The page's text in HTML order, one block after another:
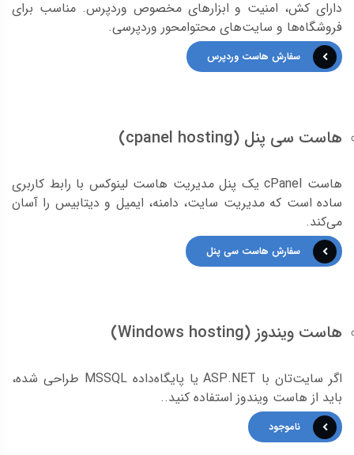
دارای کش، امنیت و ابزارهای مخصوص وردپرس. مناسب برای
فروشگاه‌ها و سایت‌های محتوامحور وردپرسی.
سفارش هاست وردپرس
هاست سی پنل (cpanel hosting)
هاست cPanel یک پنل مدیریت هاست لینوکس با رابط کاربری
ساده است که مدیریت سایت، دامنه، ایمیل و دیتابیس را آسان
می‌کند.
سفارش هاست سی پنل
هاست ویندوز (Windows hosting)
اگر سایت‌تان با ASP.NET یا پایگاه‌داده MSSQL طراحی شده،
باید از هاست ویندوز استفاده کنید..
ناموجود